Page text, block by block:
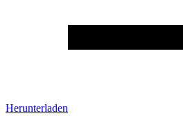
Herunterladen